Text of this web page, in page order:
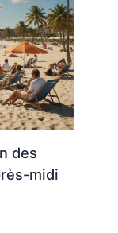
des
midi